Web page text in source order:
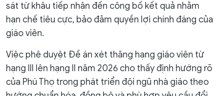
sát từ khâu tiếp nhận đến công bố kết quả nhằm
hạn chế tiêu cực, bảo đảm quyền lợi chính đáng của
giáo viên.
Việc phê duyệt Đề án xét thăng hạng giáo viên từ
hạng III lên hạng II năm 2026 cho thấy định hướng rõ
của Phú Thọ trong phát triển đội ngũ nhà giáo theo